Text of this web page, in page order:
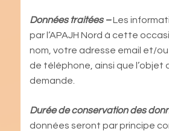
Données traitées –Les
par l’APAJH Nord à cette
nom, votre adresse email et/
de téléphone, ainsi que l’objet
demande.
Durée de conservation des
données seront par principe